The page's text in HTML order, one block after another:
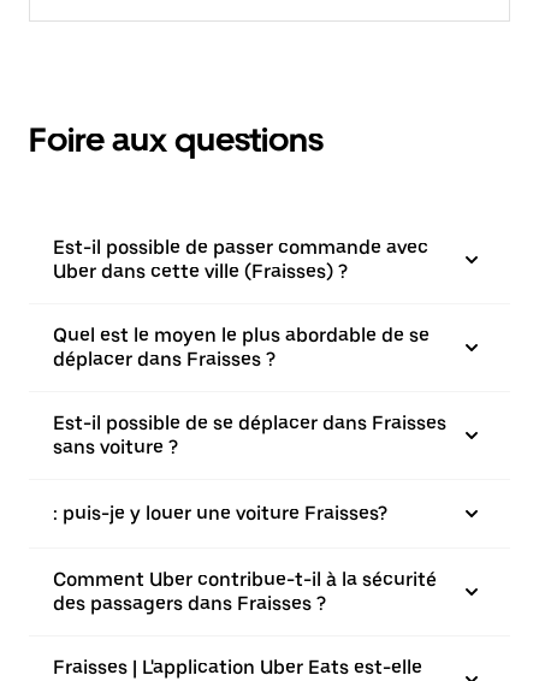
Foire aux questions
Est-il possible de passer commande avec
Uber dans cette ville (Fraisses) ?
Quel est le moyen le plus abordable de se
déplacer dans Fraisses ?
Est-il possible de se déplacer dans Fraisses
sans voiture ?
: puis-je y louer une voiture Fraisses?
Comment Uber contribue-t-il à la sécurité
des passagers dans Fraisses ?
Fraisses | L'application Uber Eats est-elle